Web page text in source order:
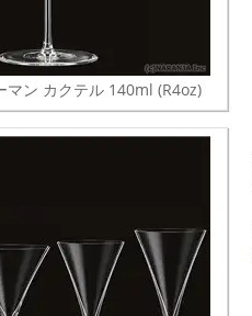
マン カクテル 140ml (R4oz)